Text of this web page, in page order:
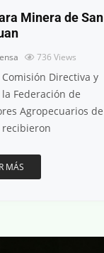
Minera de San
736Views
Directiva y
Federación de
Agropecuarios de
recibieron
MÁS